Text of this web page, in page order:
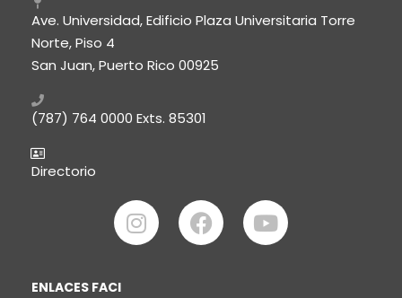
Ave. Universidad, Edificio Plaza Universitaria Torre
Norte, Piso 4
San Juan, Puerto Rico 00925
(787) 764 0000 Exts. 85301
Directorio
ENLACES FACI